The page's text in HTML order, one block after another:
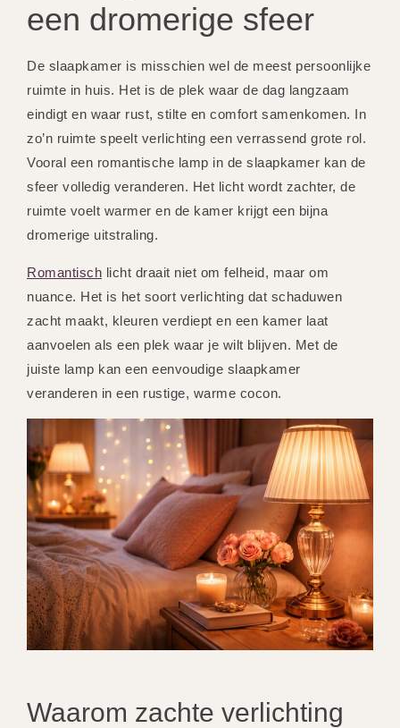
een dromerige sfeer
De slaapkamer is misschien wel de meest persoonlijke
ruimte in huis. Het is de plek waar de dag langzaam
eindigt en waar rust, stilte en comfort samenkomen. In
zo’n ruimte speelt verlichting een verrassend grote rol.
Vooral een romantische lamp in de slaapkamer kan de
sfeer volledig veranderen. Het licht wordt zachter, de
ruimte voelt warmer en de kamer krijgt een bijna
dromerige uitstraling.
Romantisch licht draait niet om felheid, maar om
nuance. Het is het soort verlichting dat schaduwen
zacht maakt, kleuren verdiept en een kamer laat
aanvoelen als een plek waar je wilt blijven. Met de
juiste lamp kan een eenvoudige slaapkamer
veranderen in een rustige, warme cocon.
Waarom zachte verlichting